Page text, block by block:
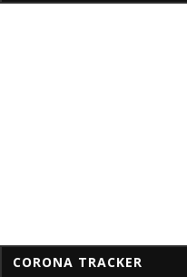
CORONA TRACKER